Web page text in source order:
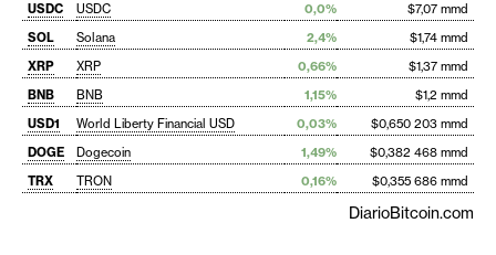
USDC
USDC 0,0%
$7,07 mmd
SOL
Solana 2,4%
$1,74 mmd
XRP
XRP 0,66%
$1,37 mmd
BNB
BNB 1,15%
$1,2 mmd
USD1
World Liberty Financial USD 0,03%
$0,650 203 mmd
DOGE
Dogecoin 1,49%
$0,382 468 mmd
TRX
TRON 0,16% $0,355 686 mmd
DiarioBitcoin.com